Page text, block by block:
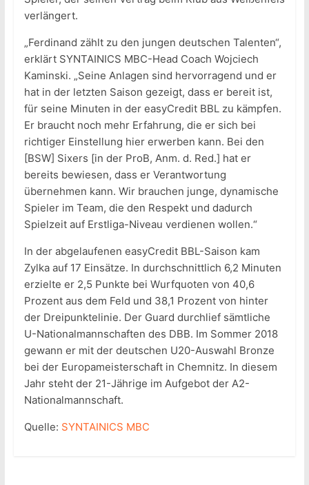
verlängert.
„Ferdinand zählt zu den jungen deutschen Talenten“,
erklärt SYNTAINICS MBC-Head Coach Wojciech
Kaminski. „Seine Anlagen sind hervorragend und er
hat in der letzten Saison gezeigt, dass er bereit ist,
für seine Minuten in der easyCredit BBL zu kämpfen.
Er braucht noch mehr Erfahrung, die er sich bei
richtiger Einstellung hier erwerben kann. Bei den
[BSW] Sixers [in der ProB, Anm. d. Red.] hat er
bereits bewiesen, dass er Verantwortung
übernehmen kann. Wir brauchen junge, dynamische
Spieler im Team, die den Respekt und dadurch
Spielzeit auf Erstliga-Niveau verdienen wollen.“
In der abgelaufenen easyCredit BBL-Saison kam
Zylka auf 17 Einsätze. In durchschnittlich 6,2 Minuten
erzielte er 2,5 Punkte bei Wurfquoten von 40,6
Prozent aus dem Feld und 38,1 Prozent von hinter
der Dreipunktelinie. Der Guard durchlief sämtliche
U-Nationalmannschaften des DBB. Im Sommer 2018
gewann er mit der deutschen U20-Auswahl Bronze
bei der Europameisterschaft in Chemnitz. In diesem
Jahr steht der 21-Jährige im Aufgebot der A2-
Nationalmannschaft.
Quelle: SYNTAINICS MBC